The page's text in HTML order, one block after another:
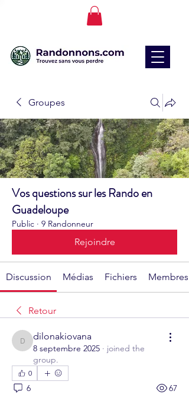
Groupes
Vos questions sur les Rando en
Guadeloupe
Public · 9 Randonneur
Rejoindre
Discussion Médias Fichiers Membres
Retour
dilonakiovana
dilonakiovana
8 septembre 2025 · joined the
group.
0
6 67